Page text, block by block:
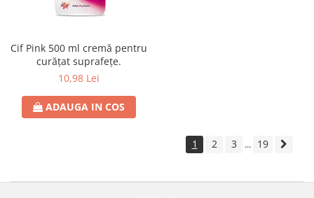
Cif Pink 500 ml cremă pentru
curățat suprafețe.
10,98 Lei
ADAUGA IN COS
1 2 3 ... 19